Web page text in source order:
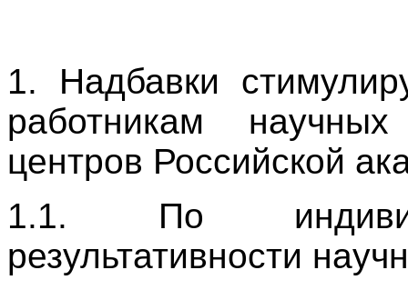
1. Надбавки
работникам
центров Российской
1.1. По
результативности